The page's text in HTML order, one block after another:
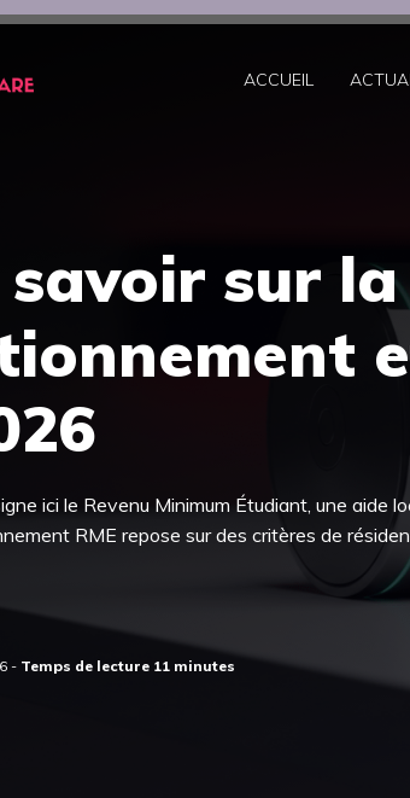
ACCUEIL
sur la
ici le Revenu Minimum Étudiant, une aide
RME repose sur des critères de
-